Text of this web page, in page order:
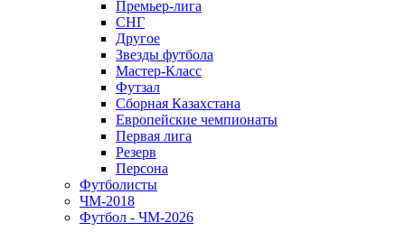
Премьер-лига
СНГ
Другое
Звезды футбола
Мастер-Класс
Футзал
Сборная Казахстана
Европейские чемпионаты
Первая лига
Резерв
Персона
Футболисты
ЧМ-2018
Футбол - ЧМ-2026